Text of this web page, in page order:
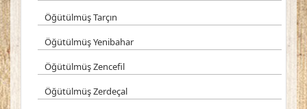
Öğütülmüş Tarçın
Öğütülmüş Yenibahar
Öğütülmüş Zencefil
Öğütülmüş Zerdeçal